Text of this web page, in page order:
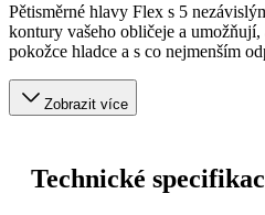
Pětisměrné hlavy Flex s 5
kontury vašeho obličeje a
pokožce hladce a s co nejmenším
Zobrazit více
Technické